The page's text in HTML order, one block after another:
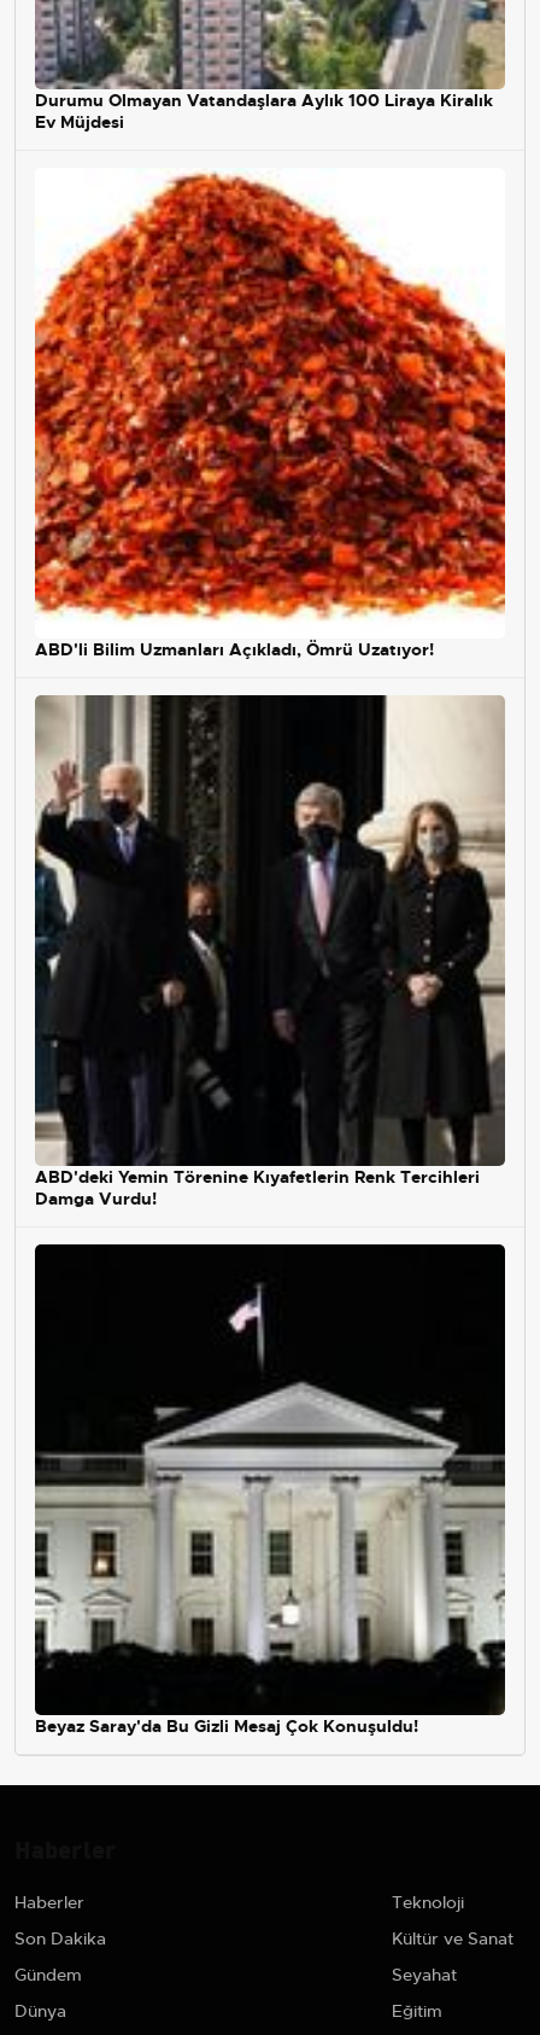
Durumu Olmayan Vatandaşlara Aylık 100 Liraya Kiralık
Ev Müjdesi
ABD'li Bilim Uzmanları Açıkladı, Ömrü Uzatıyor!
ABD'deki Yemin Törenine Kıyafetlerin Renk Tercihleri
Damga Vurdu!
Beyaz Saray'da Bu Gizli Mesaj Çok Konuşuldu!
Haberler
Son Dakika
Gündem
Dünya
Teknoloji
Kültür ve Sanat
Seyahat
Eğitim